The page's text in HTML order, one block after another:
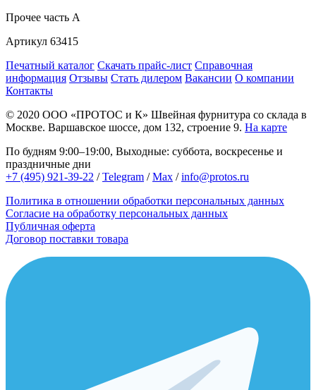
Прочее часть A
Артикул 63415
Печатный каталог Скачать прайс-лист Справочная
информация Отзывы Стать дилером Вакансии О компании
Контакты
© 2020 ООО «ПРОТОС и К» Швейная фурнитура со склада в
Москве. Варшавское шоссе, дом 132, строение 9. На карте
По будням 9:00–19:00, Выходные: суббота, воскресенье и
праздничные дни
+7 (495) 921-39-22 /Telegram /Max /info@protos.ru
Политика в отношении обработки персональных данных
Согласие на обработку персональных данных
Публичная оферта
Договор поставки товара